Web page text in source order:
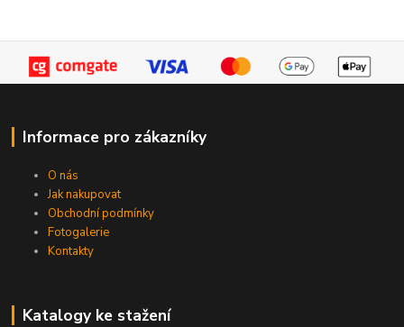
Informace pro zákazníky
O nás
Jak nakupovat
Obchodní podmínky
Fotogalerie
Kontakty
Katalogy ke stažení